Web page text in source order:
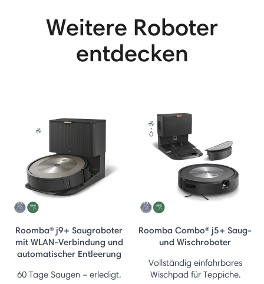
Weitere Roboter
entdecken
Roomba® j9+ Saugroboter
mit WLAN-Verbindung und
automatischer Entleerung
60 Tage Saugen – erledigt.
Roomba Combo® j5+ Saug-
und Wischroboter
Vollständig einfahrbares
Wischpad für Teppiche.